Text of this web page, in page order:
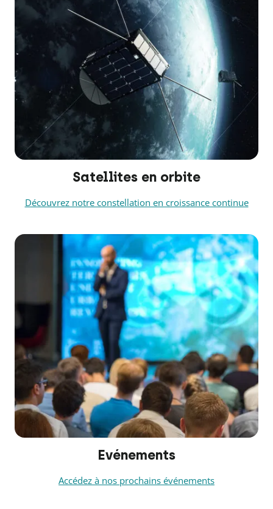
Satellites en orbite
Découvrez notre constellation en croissance continue
Evénements
Accédez à nos prochains événements